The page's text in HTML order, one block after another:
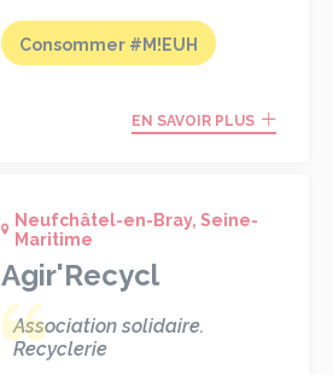
Consommer #M!EUH
EN SAVOIR PLUS
Neufchâtel-en-Bray, Seine-
Maritime
Agir'Recycl
Association solidaire.
Recyclerie